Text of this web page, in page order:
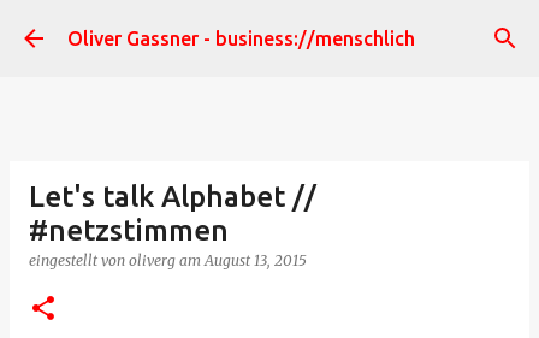
Direkt zum Hauptbereich
Oliver Gassner - business://menschlich
Let's talk Alphabet //
#netzstimmen
eingestellt von oliverg amAugust 13, 2015